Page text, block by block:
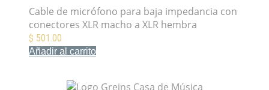
Cable de micrófono para baja impedancia con
conectores XLR macho a XLR hembra
$ 501.00
Añadir al carrito